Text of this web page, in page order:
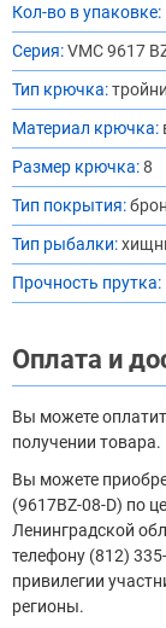
Кол-во в упаковке:
Серия:VMC 9617
Тип крючка:
Материал крючка:
Размер крючка:8
Тип покрытия:
Тип рыбалки:
Прочность прутка:
Оплата и
Вы можете
получении товара.
Вы можете
(9617BZ-08-D) по
Ленинградской
телефону (812)
привилегии
регионы.